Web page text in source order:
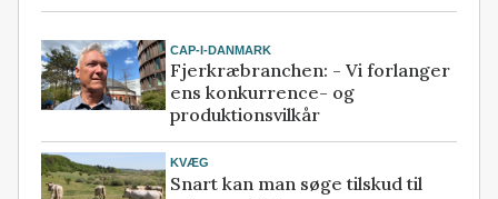
CAP-I-DANMARK
Fjerkræbranchen: - Vi forlanger
ens konkurrence- og
produktionsvilkår
KVÆG
Snart kan man søge tilskud til